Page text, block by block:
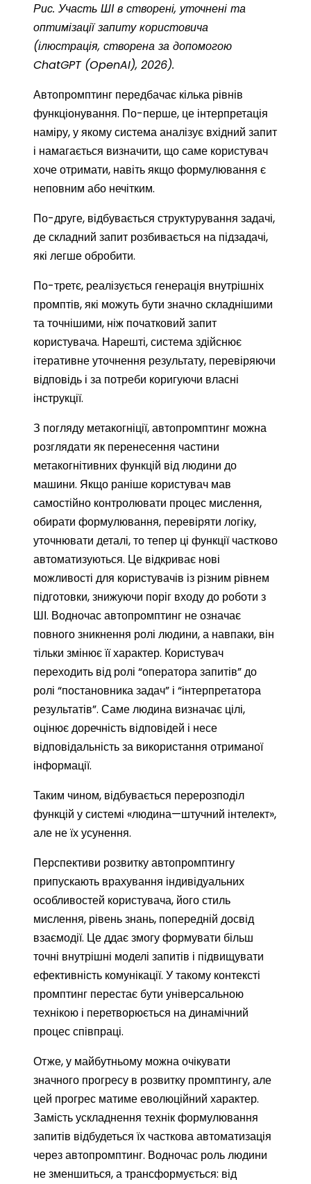
Рис. Участь ШІ в створені, уточнені та
оптимізації запиту користовича
(ілюстрація, створена за допомогою
ChatGPT (OpenAI), 2026).
Автопромптинг передбачає кілька рівнів
функціонування. По-перше, це інтерпретація
наміру, у якому система аналізує вхідний запит
і намагається визначити, що саме користувач
хоче отримати, навіть якщо формулювання є
неповним або нечітким.
По-друге, відбувається структурування задачі,
де складний запит розбивається на підзадачі,
які легше обробити.
По-третє, реалізується генерація внутрішніх
промптів, які можуть бути значно складнішими
та точнішими, ніж початковий запит
користувача. Нарешті, система здійснює
ітеративне уточнення результату, перевіряючи
відповідь і за потреби коригуючи власні
інструкції.
З погляду метакогніції, автопромптинг можна
розглядати як перенесення частини
метакогнітивних функцій від людини до
машини. Якщо раніше користувач мав
самостійно контролювати процес мислення,
обирати формулювання, перевіряти логіку,
уточнювати деталі, то тепер ці функції частково
автоматизуються. Це відкриває нові
можливості для користувачів із різним рівнем
підготовки, знижуючи поріг входу до роботи з
ШІ. Водночас автопромптинг не означає
повного зникнення ролі людини, а навпаки, він
тільки змінює її характер. Користувач
переходить від ролі “оператора запитів” до
ролі “постановника задач” і “інтерпретатора
результатів”. Саме людина визначає цілі,
оцінює доречність відповідей і несе
відповідальність за використання отриманої
інформації.
Таким чином, відбувається перерозподіл
функцій у системі «людина—штучний інтелект»,
але не їх усунення.
Перспективи розвитку автопромптингу
припускають врахування індивідуальних
особливостей користувача, його стиль
мислення, рівень знань, попередній досвід
взаємодії. Це ддає змогу формувати більш
точні внутрішні моделі запитів і підвищувати
ефективність комунікації. У такому контексті
промптинг перестає бути універсальною
технікою і перетворюється на динамічний
процес співпраці.
Отже, у майбутньому можна очікувати
значного прогресу в розвитку промптингу, але
цей прогрес матиме еволюційний характер.
Замість ускладнення технік формулювання
запитів відбудеться їх часткова автоматизація
через автопромптинг. Водночас роль людини
не зменшиться, а трансформується: від